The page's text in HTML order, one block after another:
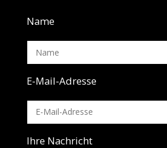
Name
E-Mail-Adresse
Ihre Nachricht